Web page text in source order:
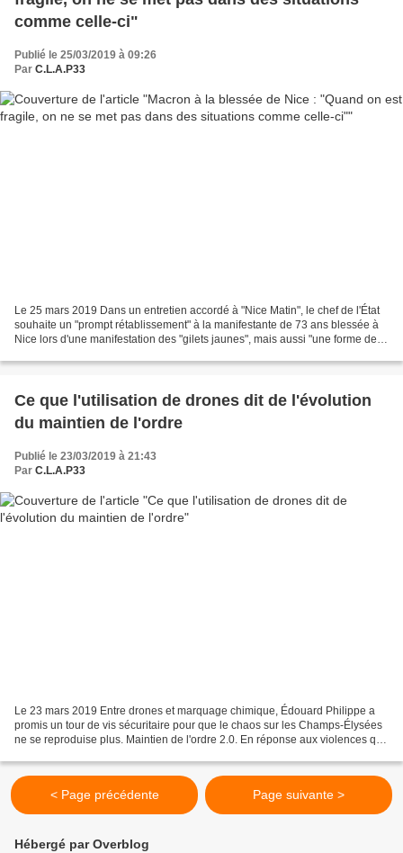
comme celle-ci"
Publié le 25/03/2019 à 09:26
Par C.L.A.P33
Le 25 mars 2019 Dans un entretien accordé à "Nice Matin", le chef de l'État
souhaite un "prompt rétablissement" à la manifestante de 73 ans blessée à
Nice lors d'une manifestation des "gilets jaunes", mais aussi "une forme de
Ce que l'utilisation de drones dit de l'évolution
du maintien de l'ordre
Publié le 23/03/2019 à 21:43
Par C.L.A.P33
Le 23 mars 2019 Entre drones et marquage chimique, Édouard Philippe a
promis un tour de vis sécuritaire pour que le chaos sur les Champs-Élysées
ne se reproduise plus. Maintien de l'ordre 2.0. En réponse aux violences qui
< Page précédente Page suivante >
Hébergé par Overblog